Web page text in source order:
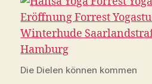
Die Dielen können kommen